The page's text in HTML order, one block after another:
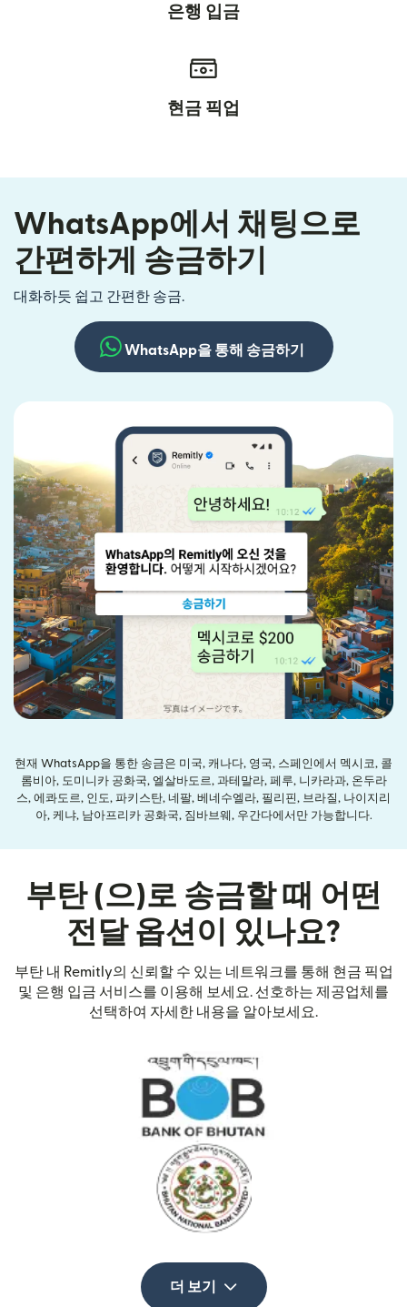
은행 입금
현금 픽업
WhatsApp에서 채팅으로
간편하게 송금하기
대화하듯 쉽고 간편한 송금.
WhatsApp을 통해 송금하기
현재 WhatsApp을 통한 송금은 미국, 캐나다, 영국, 스페인에서 멕시코, 콜
롬비아, 도미니카 공화국, 엘살바도르, 과테말라, 페루, 니카라과, 온두라
스, 에콰도르, 인도, 파키스탄, 네팔, 베네수엘라, 필리핀, 브라질, 나이지리
아, 케냐, 남아프리카 공화국, 짐바브웨, 우간다에서만 가능합니다.
부탄 (으)로 송금할 때 어떤
전달 옵션이 있나요?
부탄 내 Remitly의 신뢰할 수 있는 네트워크를 통해 현금 픽업
및 은행 입금 서비스를 이용해 보세요. 선호하는 제공업체를
선택하여 자세한 내용을 알아보세요.
더 보기